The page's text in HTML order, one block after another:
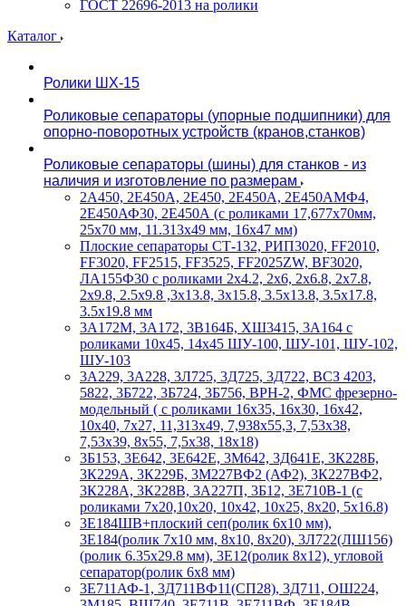
ГОСТ 22696-2013 на ролики
Каталог
Ролики ШХ-15
Роликовые сепараторы (упорные подшипники) для
опорно-поворотных устройств (кранов,станков)
Роликовые сепараторы (шины) для станков - из
наличия и изготовление по размерам
2А450, 2Е450А, 2Е450, 2Е450А, 2Е450АМФ4,
2Е450АФ30, 2Е450А (с роликами 17,677х70мм,
25х70 мм, 11.313х49 мм, 16х47 мм)
Плоские сепараторы СТ-132, РИП3020, FF2010,
FF3020, FF2515, FF3525, FF2025ZW, BF3020,
ЛА155Ф30 с роликами 2х4.2, 2х6, 2х6.8, 2х7.8,
2х9.8, 2.5х9.8 ,3х13.8, 3х15.8, 3.5х13.8, 3.5х17.8,
3.5х19.8 мм
3А172М, 3А172, 3В164Б, ХШ3415, 3А164 с
роликами 10х45, 14х45 ШУ-100, ШУ-101, ШУ-102,
ШУ-103
3А229, 3А228, 3Л725, 3Д725, 3Д722, ВСЗ 4203,
5822, 3Б722, 3Б724, 3Б756, ВРН-2, ФМС фрезерно-
модельный ( с роликами 16х35, 16х30, 16х42,
10х40, 7х27, 11,313х49, 7,938х55,3, 7,53х38,
7,53х39, 8х55, 7,5х38, 18х18)
3Б153, 3Е642, 3Е642Е, 3М642, 3Д641Е, 3К228Б,
3К229А, 3К229Б, 3М227ВФ2 (АФ2), 3К227ВФ2,
3К228А, 3К228В, 3А227П, 3Б12, 3Е710В-1 (с
роликами 7х20,10х20, 10х42, 10х25, 8х20, 5х16.8)
3Е184ШВ+плоский сеп(ролик 6х10 мм),
3Е184(ролик 7х10 мм, 8х10, 8х20), 3Л722(ЛШ156)
(ролик 6.35х29.8 мм), 3Е12(ролик 8х12), угловой
сепаратор(ролик 6х8 мм)
3Е711АФ-1, 3Д711ВФ11(СП28), 3Д711, ОШ224,